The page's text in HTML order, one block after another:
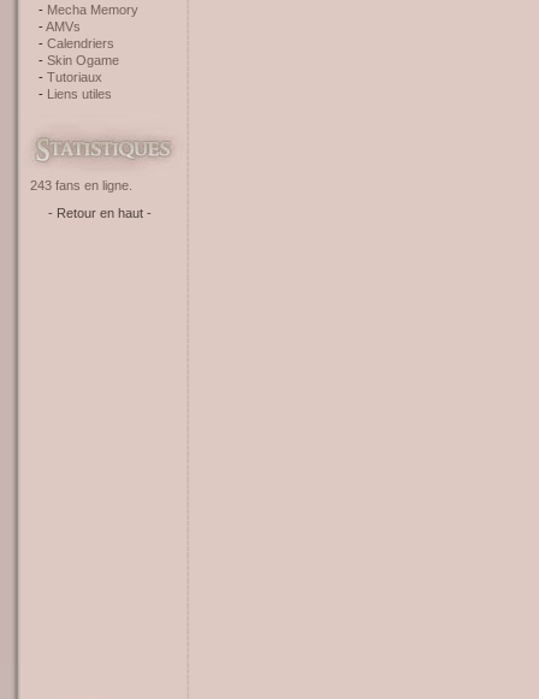
Mecha Memory
AMVs
Calendriers
Skin Ogame
Tutoriaux
Liens utiles
243 fans en ligne.
- Retour en haut -